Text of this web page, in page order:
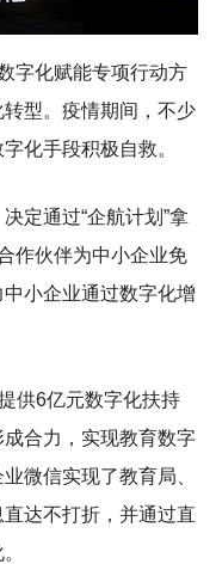
字化赋能专项行动方
型。疫情期间，不少
化手段积极自救。
定通过“企航计划”拿
作伙伴为中小企业免
小企业通过数字化增
供6亿元数字化扶持
合力，实现教育数字
微信实现了教育局、
达不打折，并通过直